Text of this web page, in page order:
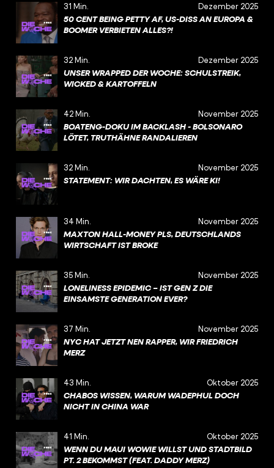
31 Min. Dezember 2025
50 CENT BEING PETTY AF, US-DISS AN EUROPA &
BOOMER VERBIETEN ALLES?!
32 Min. Dezember 2025
UNSER WRAPPED DER WOCHE: SCHULSTREIK,
WICKED & KARTOFFELN
42 Min. November 2025
BOATENG-DOKU IM BACKLASH - BOLSONARO
LÖTET, TRUTHÄHNE RANDALIEREN
32 Min. November 2025
STATEMENT: WIR DACHTEN, ES WÄRE KI!
34 Min. November 2025
MAXTON HALL-MONEY PLS, DEUTSCHLANDS
WIRTSCHAFT IST BROKE
35 Min. November 2025
LONELINESS EPIDEMIC – IST GEN Z DIE
EINSAMSTE GENERATION EVER?
37 Min. November 2025
NYC HAT JETZT NEN RAPPER, WIR FRIEDRICH
MERZ
43 Min. Oktober 2025
CHABOS WISSEN, WARUM WADEPHUL DOCH
NICHT IN CHINA WAR
41 Min. Oktober 2025
WENN DU MAUI WOWIE WILLST UND STADTBILD
PT. 2 BEKOMMST (FEAT. DADDY MERZ)